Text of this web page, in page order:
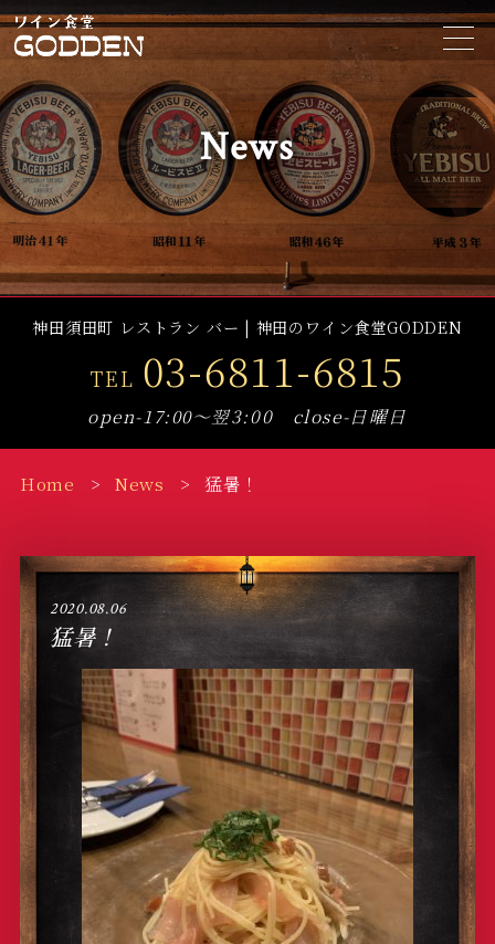
t
o
g
l
e
n
a
v
i
g
a
i
o
n
News
神田須田町 レストラン バー | 神田のワイン食堂GODDEN
TEL 03-6811-6815
open-17:00～翌3:00 close-日曜日
Home News 猛暑！
2020.08.06
猛暑！